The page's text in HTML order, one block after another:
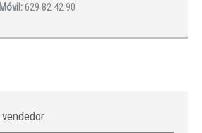
Móvil:629 82 42 90